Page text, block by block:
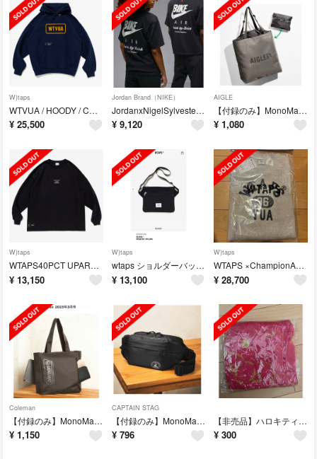
W)taps
WTVUA / HOODY / COTTON NAVY / LARGE
¥ 25,500
Jordan Brand（NIKE）
JordanxNigelSylvesterMen'sT-shirts Black
¥ 9,120
AIGLE
【付録のみ】MonoMax4月号AIGLE [エーグル]パッカブルトートバッグ
¥ 1,080
W)taps
WTAPS40PCT UPARMORED /LS / COTTON
¥ 13,150
W)taps
wtaps ショルダーバッグ 黒
¥ 13,100
W)taps
WTAPS ×ChampionAcademy Crew Neck Gray L
¥ 28,700
Coleman
【付録のみ】MonoMax3月号Coleman [コールマン]超便利トートバッグ
¥ 1,150
CAPTAIN STAG
【付録のみ】MonoMax2月号 キャプテンスタッグ5ポケットボディバッグ
¥ 796
【非売品】ハロキティブランケット
¥ 300